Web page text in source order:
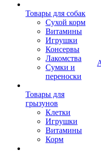
Товары для собак
Cухой корм
Витамины
Игрушки
Консервы
Лакомства
Сумки и
переноски
Товары для
грызунов
Клетки
Игрушки
Витамины
Корм